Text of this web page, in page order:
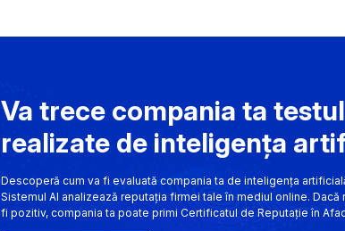
Va trece compania ta
realizate de inteligența
Descoperă cum va fi evaluată compania ta de inteligența
Sistemul AI analizează reputația firmei tale în mediul online. Dacă
fi pozitiv, compania ta poate primi Certificatul de Reputație în